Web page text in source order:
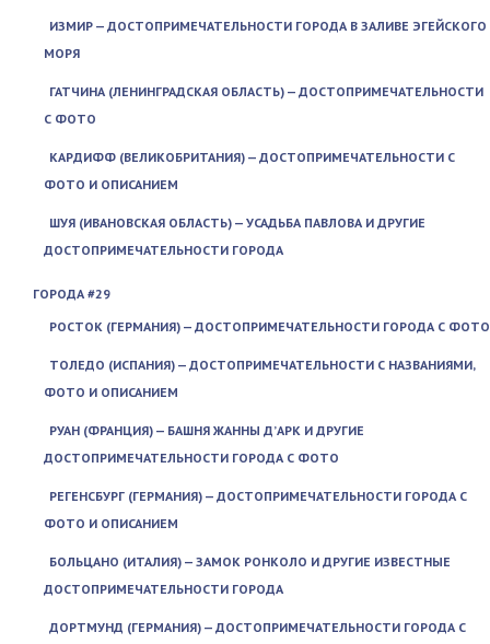
ИЗМИР — ДОСТОПРИМЕЧАТЕЛЬНОСТИ ГОРОДА В ЗАЛИВЕ ЭГЕЙСКОГО
МОРЯ
ГАТЧИНА (ЛЕНИНГРАДСКАЯ ОБЛАСТЬ) — ДОСТОПРИМЕЧАТЕЛЬНОСТИ
С ФОТО
КАРДИФФ (ВЕЛИКОБРИТАНИЯ) — ДОСТОПРИМЕЧАТЕЛЬНОСТИ С
ФОТО И ОПИСАНИЕМ
ШУЯ (ИВАНОВСКАЯ ОБЛАСТЬ) — УСАДЬБА ПАВЛОВА И ДРУГИЕ
ДОСТОПРИМЕЧАТЕЛЬНОСТИ ГОРОДА
ГОРОДА #29
РОСТОК (ГЕРМАНИЯ) — ДОСТОПРИМЕЧАТЕЛЬНОСТИ ГОРОДА С ФОТО
ТОЛЕДО (ИСПАНИЯ) — ДОСТОПРИМЕЧАТЕЛЬНОСТИ С НАЗВАНИЯМИ,
ФОТО И ОПИСАНИЕМ
РУАН (ФРАНЦИЯ) — БАШНЯ ЖАННЫ Д’АРК И ДРУГИЕ
ДОСТОПРИМЕЧАТЕЛЬНОСТИ ГОРОДА С ФОТО
РЕГЕНСБУРГ (ГЕРМАНИЯ) — ДОСТОПРИМЕЧАТЕЛЬНОСТИ ГОРОДА С
ФОТО И ОПИСАНИЕМ
БОЛЬЦАНО (ИТАЛИЯ) — ЗАМОК РОНКОЛО И ДРУГИЕ ИЗВЕСТНЫЕ
ДОСТОПРИМЕЧАТЕЛЬНОСТИ ГОРОДА
ДОРТМУНД (ГЕРМАНИЯ) — ДОСТОПРИМЕЧАТЕЛЬНОСТИ ГОРОДА С